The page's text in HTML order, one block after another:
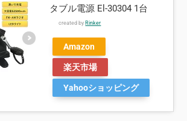
タブル電源 El-30304 1台
created by Rinker
Amazon
楽天市場
Yahooショッピング